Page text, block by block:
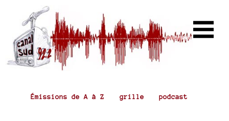
Émissions de A à Z grille podcast